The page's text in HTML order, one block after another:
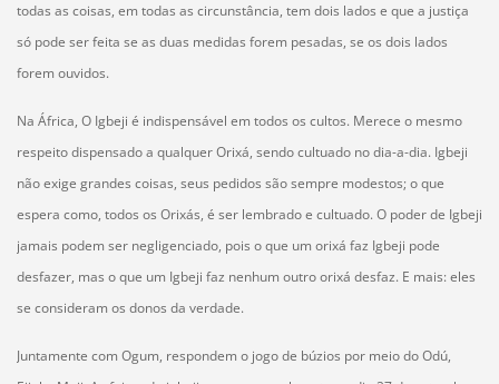
todas as coisas, em todas as circunstância, tem dois lados e que a justiça
só pode ser feita se as duas medidas forem pesadas, se os dois lados
forem ouvidos.
Na África, O Igbeji é indispensável em todos os cultos. Merece o mesmo
respeito dispensado a qualquer Orixá, sendo cultuado no dia-a-dia. Igbeji
não exige grandes coisas, seus pedidos são sempre modestos; o que
espera como, todos os Orixás, é ser lembrado e cultuado. O poder de Igbeji
jamais podem ser negligenciado, pois o que um orixá faz Igbeji pode
desfazer, mas o que um Igbeji faz nenhum outro orixá desfaz. E mais: eles
se consideram os donos da verdade.
Juntamente com Ogum, respondem o jogo de búzios por meio do Odú,